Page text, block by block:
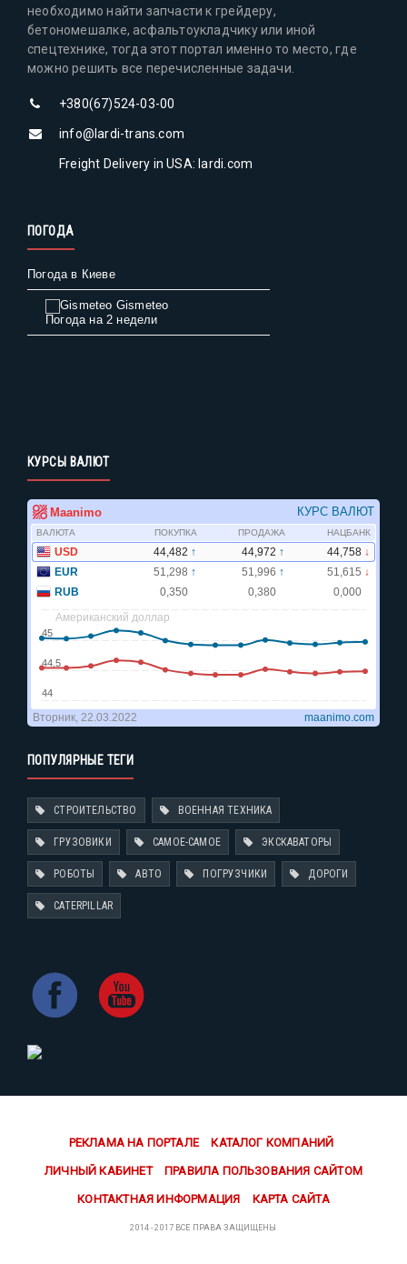
необходимо найти запчасти к грейдеру,
бетономешалке, асфальтоукладчику или иной
спецтехнике, тогда этот портал именно то место, где
можно решить все перечисленные задачи.
+380(67)524-03-00
info@lardi-trans.com
Freight Delivery in USA: lardi.com
ПОГОДА
Погода в Киеве
Gismeteo
Погода на 2 недели
КУРСЫ ВАЛЮТ
ПОПУЛЯРНЫЕ ТЕГИ
СТРОИТЕЛЬСТВО ВОЕННАЯ ТЕХНИКА
ГРУЗОВИКИ САМОЕ-САМОЕ ЭКСКАВАТОРЫ
РОБОТЫ АВТО ПОГРУЗЧИКИ ДОРОГИ
CATERPILLAR
РЕКЛАМА НА ПОРТАЛЕ КАТАЛОГ КОМПАНИЙ
ЛИЧНЫЙ КАБИНЕТ ПРАВИЛА ПОЛЬЗОВАНИЯ САЙТОМ
КОНТАКТНАЯ ИНФОРМАЦИЯ КАРТА САЙТА
2014 - 2017 ВСЕ ПРАВА ЗАЩИЩЕНЫ